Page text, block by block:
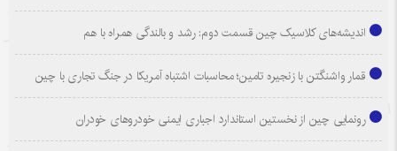
اندیشه‌های کلاسیک چین قسمت دوم: رشد و بالندگی همراه با هم
قمار واشنگتن با زنجیره تامین؛ محاسبات اشتباه آمریکا در جنگ تجاری با چین
رونمایی چین از نخستین استاندارد اجباری ایمنی خودروهای خودران